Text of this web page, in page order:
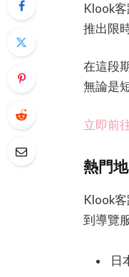
Klook
推出限
在這段
無論是
立即前
熱門
Klook
到導覽
日